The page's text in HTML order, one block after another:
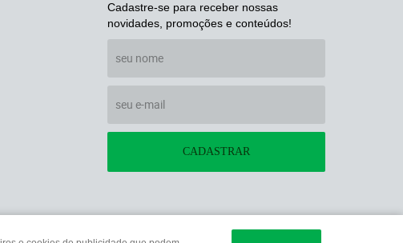
Cadastre-se para receber nossas
novidades, promoções e conteúdos!
CADASTRAR